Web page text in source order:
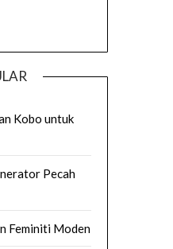
Kobo untuk
Pecah
Feminiti Moden